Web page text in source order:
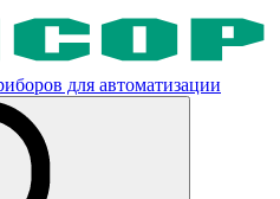
для автоматизации